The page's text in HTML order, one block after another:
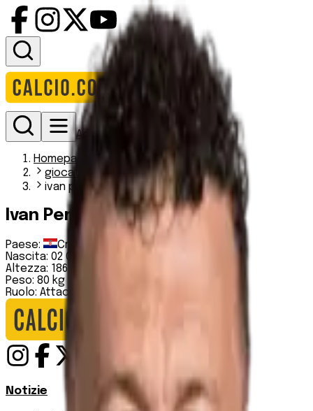
Accedi
Homepage
giocatori
ivan perisic
Ivan Perišić
Paese:
Croazia
Nascita: 02 02 1989
Altezza: 186 cm
Peso: 80 kg
Ruolo: Attaccante
Notizie